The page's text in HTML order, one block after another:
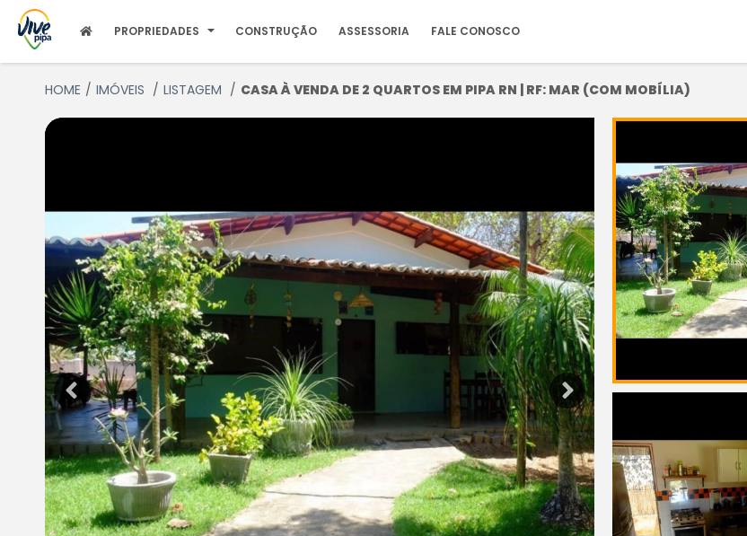
PROPRIEDADES CONSTRUÇÃO ASSESSORIA FALE CONOSCO
HOME IMÓVEIS LISTAGEM CASA À VENDA DE 2 QUARTOS EM PIPA RN | RF: MAR (COM MOBÍLIA)